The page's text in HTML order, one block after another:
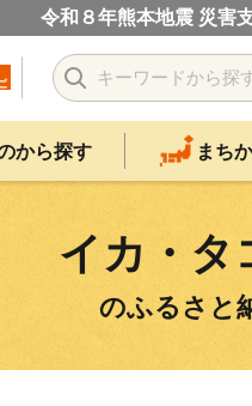
令和８年熊本地震 災害
から探す まち
イカ・タ
のふるさと